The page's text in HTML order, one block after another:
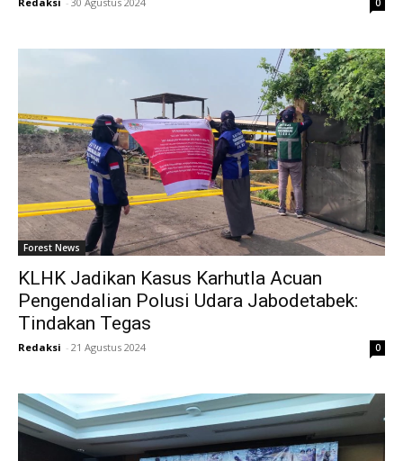
0
Forest News
KLHK Jadikan Kasus Karhutla Acuan
Pengendalian Polusi Udara Jabodetabek:
Tindakan Tegas
Redaksi - 21 Agustus 2024 0